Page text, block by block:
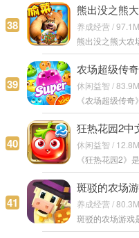
38
熊出没之熊
养成经营 / 97.1M
39
休闲益智 / 83.9M
40
狂热花园2中
休闲益智 / 12.8M
41
养成经营 / 80.3M